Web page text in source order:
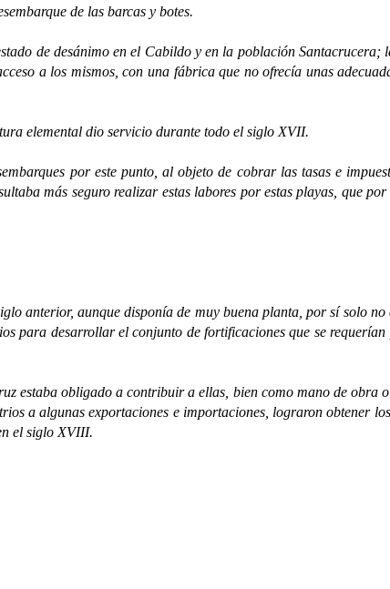
de las barcas y botes.
de desánimo en el Cabildo y en la población Santacrucera;
a los mismos, con una fábrica que no ofrecía unas
elemental dio servicio durante todo el siglo XVII.
por este punto, al objeto de cobrar las tasas e
más seguro realizar estas labores por estas playas, que
aunque disponía de muy buena planta, por sí solo no
para desarrollar el conjunto de fortificaciones que se
obligado a contribuir a ellas, bien como mano de obra o
a algunas exportaciones e importaciones, lograron obtener
el siglo XVIII.